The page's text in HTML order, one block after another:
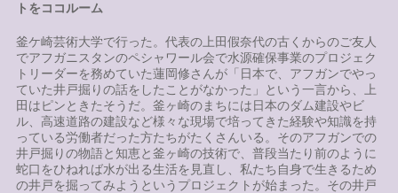
トをココルーム
釜ケ崎芸術大学で行った。代表の上田假奈代の古くからのご友人
でアフガニスタンのペシャワール会で水源確保事業のプロジェク
トリーダーを務めていた蓮岡修さんが「日本で、アフガンでやっ
ていた井戸掘りの話をしたことがなかった」という一言から、上
田はピンときたそうだ。釜ヶ崎のまちには日本のダム建設やビ
ル、高速道路の建設など様々な現場で培ってきた経験や知識を持
っている労働者だった方たちがたくさんいる。そのアフガンでの
井戸掘りの物語と知恵と釜ヶ崎の技術で、普段当たり前のように
蛇口をひねれば水が出る生活を見直し、私たち自身で生きるため
の井戸を掘ってみようというプロジェクトが始まった。その井戸